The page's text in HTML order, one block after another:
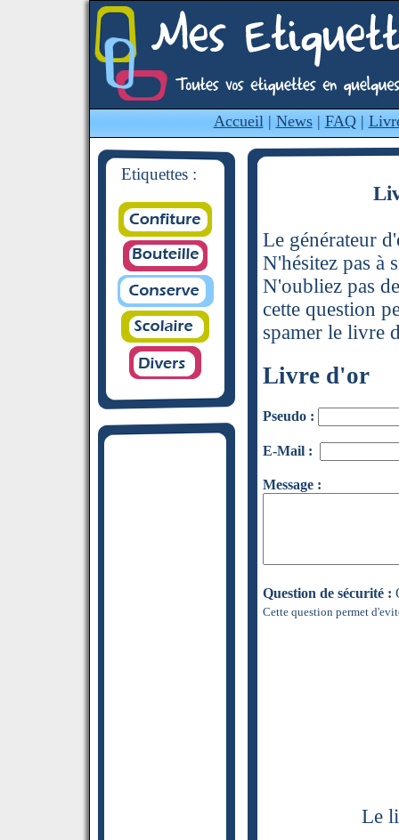
Accueil| News| FAQ|
Etiquettes :
Le générateur
N'hésitez pas à
N'oubliez pas
cette question
spamer le livre
Livre d'or
Pseudo :
E-Mail :
Message :
Question de sécurité :
Cette question permet
Le